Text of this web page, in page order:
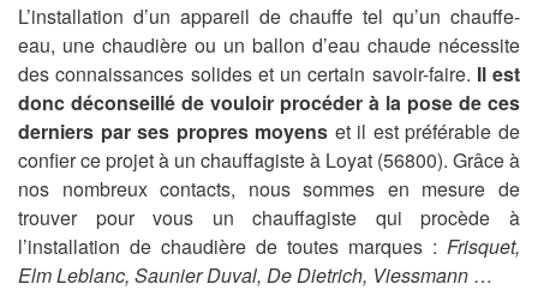
L’installation d’un appareil de chauffe tel qu’un chauffe-
eau, une chaudière ou un ballon d’eau chaude nécessite
des connaissances solides et un certain savoir-faire. Il est
donc déconseillé de vouloir procéder à la pose de ces
derniers par ses propres moyens et il est préférable de
confier ce projet à un chauffagiste à Loyat (56800). Grâce à
nos nombreux contacts, nous sommes en mesure de
trouver pour vous un chauffagiste qui procède à
l’installation de chaudière de toutes marques : Frisquet,
Elm Leblanc, Saunier Duval, De Dietrich, Viessmann …